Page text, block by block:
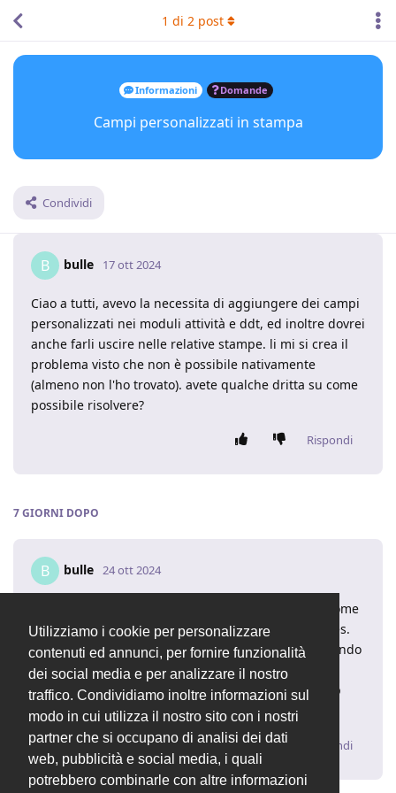
Utilizziamo i cookie per personalizzare
contenuti ed annunci, per fornire funzionalità
dei social media e per analizzare il nostro
traffico. Condividiamo inoltre informazioni sul
modo in cui utilizza il nostro sito con i nostri
partner che si occupano di analisi dei dati
web, pubblicità e social media, i quali
potrebbero combinarle con altre informazioni
Informazioni Domande
Campi personalizzati in stampa
Condividi
1 di 2post
B bulle 17 ott 2024
Ciao a tutti, avevo la necessita di aggiungere dei campi
personalizzati nei moduli attività e ddt, ed inoltre dovrei
anche farli uscire nelle relative stampe. li mi si crea il
problema visto che non è possibile nativamente
(almeno non l'ho trovato). avete qualche dritta su come
possibile risolvere?
Rispondi
7 GIORNI DOPO
B bulle 24 ott 2024
Nessuna buonanima mi sa dare qualche dritta di come
poter inserire i campi personalizzati nelle stampe, es.
aggiungo campi personalizzati al modulo ddt e quando
stampo la ddt vorrei che escano anche i campi
personalizzati. (a parte editare il file php di edit.php
non saprei come muovermi)
Rispondi